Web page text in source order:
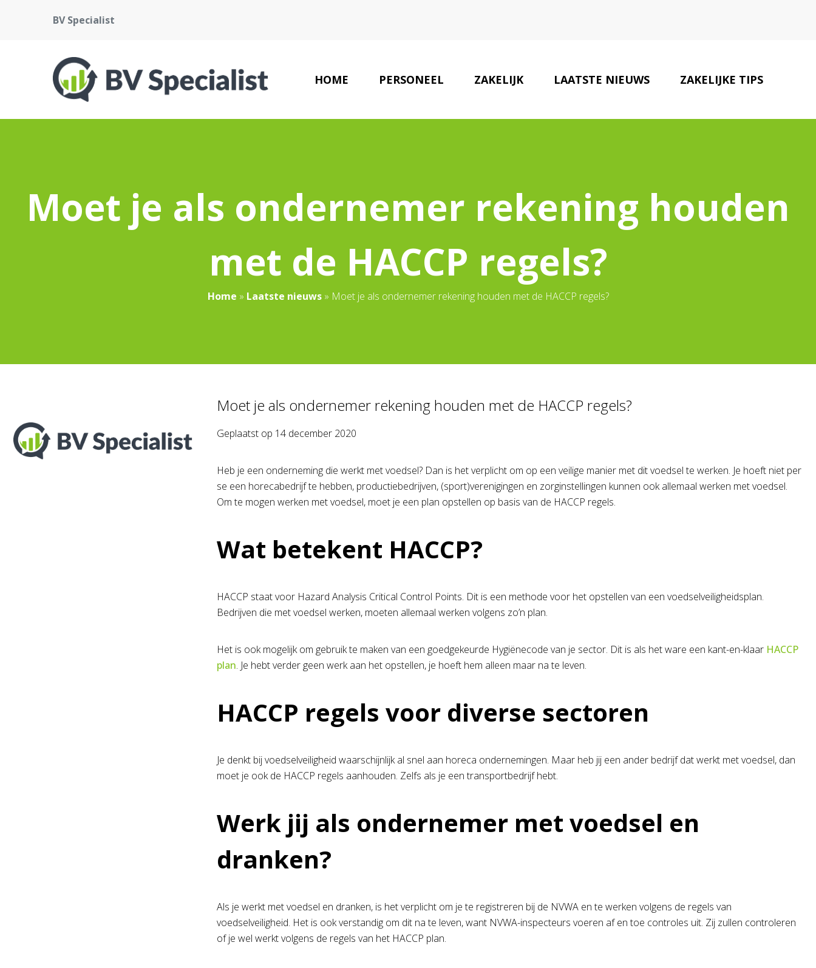
BV Specialist
HOME PERSONEEL ZAKELIJK LAATSTE NIEUWS ZAKELIJKE TIPS
Moet je als ondernemer rekening houden
met de HACCP regels?
Home » Laatste nieuws» Moet je als ondernemer rekening houden met de HACCP regels?
Moet je als ondernemer rekening houden met de HACCP regels?
Geplaatst op 14 december 2020
Heb je een onderneming die werkt met voedsel? Dan is het verplicht om op een veilige manier met dit voedsel te werken. Je hoeft niet per
se een horecabedrijf te hebben, productiebedrijven, (sport)verenigingen en zorginstellingen kunnen ook allemaal werken met voedsel.
Om te mogen werken met voedsel, moet je een plan opstellen op basis van de HACCP regels.
Wat betekent HACCP?
HACCP staat voor Hazard Analysis Critical Control Points. Dit is een methode voor het opstellen van een voedselveiligheidsplan.
Bedrijven die met voedsel werken, moeten allemaal werken volgens zo’n plan.
Het is ook mogelijk om gebruik te maken van een goedgekeurde Hygiënecode van je sector. Dit is als het ware een kant-en-klaar HACCP
plan. Je hebt verder geen werk aan het opstellen, je hoeft hem alleen maar na te leven.
HACCP regels voor diverse sectoren
Je denkt bij voedselveiligheid waarschijnlijk al snel aan horeca ondernemingen. Maar heb jij een ander bedrijf dat werkt met voedsel, dan
moet je ook de HACCP regels aanhouden. Zelfs als je een transportbedrijf hebt.
Werk jij als ondernemer met voedsel en
dranken?
Als je werkt met voedsel en dranken, is het verplicht om je te registreren bij de NVWA en te werken volgens de regels van
voedselveiligheid. Het is ook verstandig om dit na te leven, want NVWA-inspecteurs voeren af en toe controles uit. Zij zullen controleren
of je wel werkt volgens de regels van het HACCP plan.